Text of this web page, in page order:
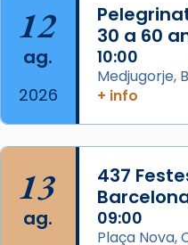
2 weeks ago
Memòria de les
Semproniana,
Acompanyant la
partir de l’Edat
que les santes
Semproniana
eterna”) són
frare Joan Gaspar
que les santes són
12
ag.
2026
30 a 60
10:00
Medjugorje,
+ info
13
ag.
437
09:00
Plaça Nova,